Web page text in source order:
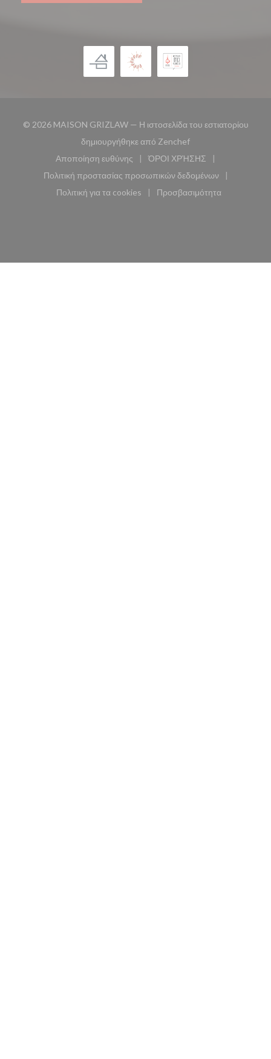
© 2026 MAISON GRIZLAW — Η ιστοσελίδα του εστιατορίου
δημιουργήθηκε από Zenchef((ανοίγει σε νέο
Αποποίηση ευθύνης
((ανοίγει σε νέο παράθυρο))
ΌΡΟΙ ΧΡΉΣΗΣ
((ανοίγει σε νέο
Πολιτική προστασίας προσωπικών δεδομένων
((ανοίγει σε νέο παράθυρο))
Πολιτική για τα cookies
((ανοίγει σε νέο παράθυρο))
Προσβασιμότητα
((ανοίγει σε νέο